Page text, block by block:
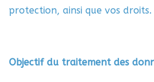
protection, ainsi que vos droits.
Objectif du traitement des